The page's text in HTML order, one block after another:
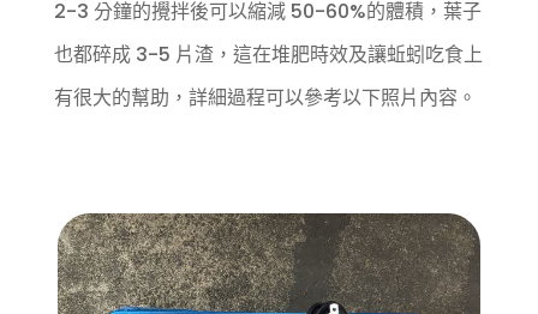
2-3 分鐘的攪拌後可以縮減 50-60%的體積，葉子
也都碎成 3-5 片渣，這在堆肥時效及讓蚯蚓吃食上
有很大的幫助，詳細過程可以參考以下照片內容。